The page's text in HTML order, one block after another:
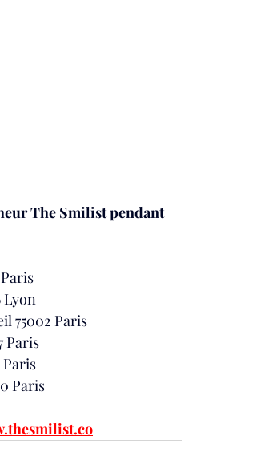
The Smilist pendant
Lyon
75002 Paris
Paris
Paris
Paris